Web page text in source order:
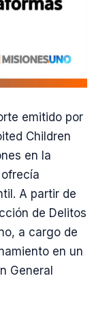
emitido por
Children
en la
A partir de
de Delitos
a cargo de
en un
General